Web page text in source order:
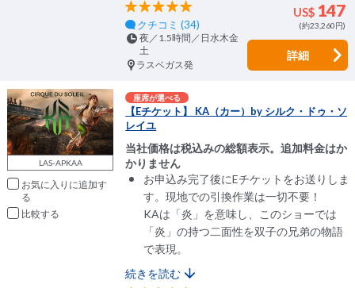
US$ 147
(約23,260円)
クチコミ (34)
夜／1.5時間／日水木金
土
ラスベガス発
詳細
LAS-APKAA
お気に入りに追加
比較
座席が選べる
【Eチケット】 KA（カー）by シルク・ドゥ・ソ
レイユ
当社価格は税込みの総額表示。追加料金はか
かりません
お申込み完了後にEチケットをお送りしま
す。現地での引換作業は一切不要！
KAは「炎」を意味し、このショーでは
「炎」の持つ二面性を双子の兄弟の物語
で表現。
続きを読む